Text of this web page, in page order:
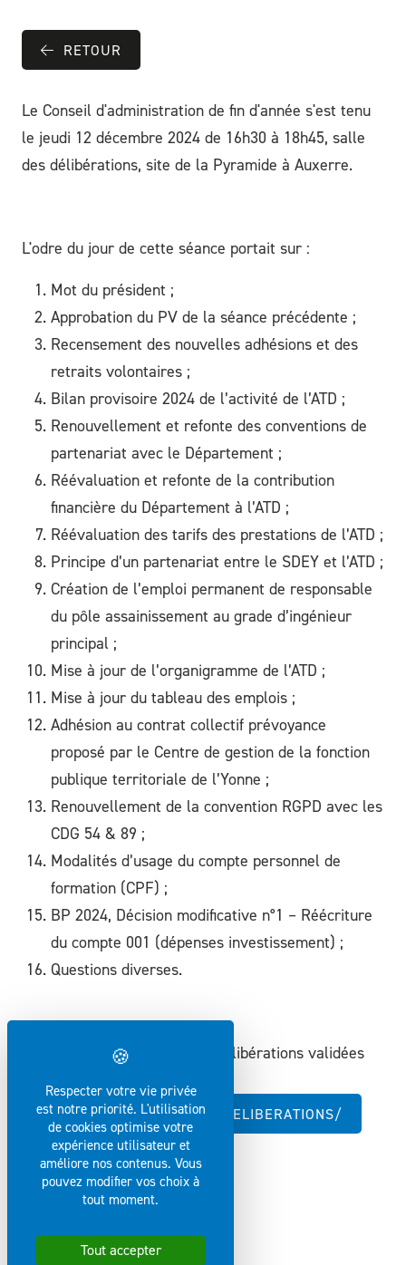
RETOUR
Le Conseil d'administration de fin d'année s'est tenu
le jeudi 12 décembre 2024 de 16h30 à 18h45, salle
des délibérations, site de la Pyramide à Auxerre.
L'odre du jour de cette séance portait sur :
Mot du président ;
Approbation du PV de la séance précédente ;
Recensement des nouvelles adhésions et des
retraits volontaires ;
Bilan provisoire 2024 de l’activité de l’ATD ;
Renouvellement et refonte des conventions de
partenariat avec le Département ;
Réévaluation et refonte de la contribution
financière du Département à l’ATD ;
Réévaluation des tarifs des prestations de l’ATD ;
Principe d’un partenariat entre le SDEY et l’ATD ;
Création de l’emploi permanent de responsable
du pôle assainissement au grade d’ingénieur
principal ;
Mise à jour de l’organigramme de l’ATD ;
Mise à jour du tableau des emplois ;
Adhésion au contrat collectif prévoyance
proposé par le Centre de gestion de la fonction
publique territoriale de l’Yonne ;
Renouvellement de la convention RGPD avec les
CDG 54 & 89 ;
Modalités d’usage du compte personnel de
formation (CPF) ;
BP 2024, Décision modificative n°1 – Réécriture
du compte 001 (dépenses investissement) ;
Questions diverses.
Retrouverez l'ensemble des délibérations validées
lors de cette séance sous :
HTTPS://WWW.ATD89.FR/DELIBERATIONS/
Respecter votre vie privée
est notre priorité. L'utilisation
de cookies optimise votre
expérience utilisateur et
améliore nos contenus. Vous
pouvez modifier vos choix à
tout moment.
Tout accepter